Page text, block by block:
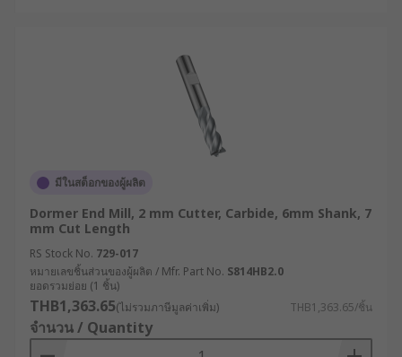
มีในสต็อกของผู้ผลิต
Dormer End Mill, 2 mm Cutter, Carbide, 6mm Shank, 7
mm Cut Length
RS Stock No. 729-017
หมายเลขชิ้นส่วนของผู้ผลิต / Mfr. Part No. S814HB2.0
ยอดรวมย่อย (1 ชิ้น)
THB1,363.65(ไม่รวมภาษีมูลค่าเพิ่ม) THB1,363.65/ชิ้น
จำนวน / Quantity